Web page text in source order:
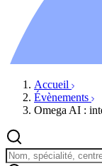
Accueil
Évènements
Omega AI :